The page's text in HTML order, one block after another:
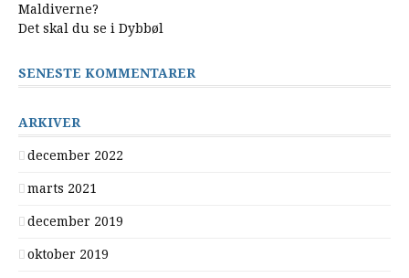
Maldiverne?
Det skal du se i Dybbøl
SENESTE KOMMENTARER
ARKIVER
december 2022
marts 2021
december 2019
oktober 2019